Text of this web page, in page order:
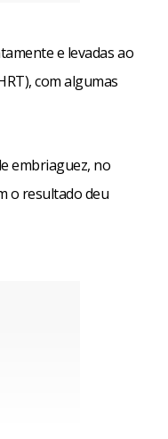
e levadas ao
com algumas
embriaguez, no
o resultado deu